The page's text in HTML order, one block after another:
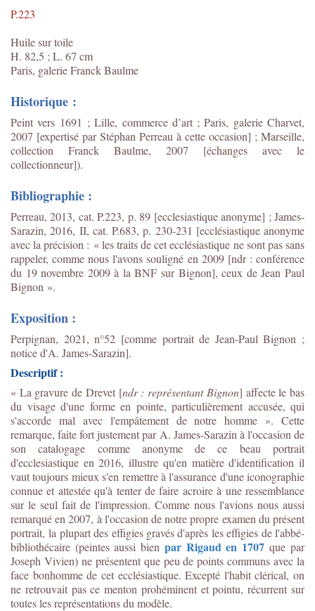
P.223
Huile sur toile
H. 82,5 ; L. 67 cm
Paris, galerie Franck Baulme
Historique :
Peint vers 1691 ; Lille, commerce d’art ; Paris, galerie Charvet,
2007 [expertisé par Stéphan Perreau à cette occasion] ; Marseille,
collection Franck Baulme, 2007 [échanges avec le
collectionneur]).
Bibliographie :
Perreau, 2013, cat. P.223, p. 89 [ecclesiastique anonyme] ; James-
Sarazin, 2016, II, cat. P.683, p. 230-231 [ecclésiastique anonyme
avec la précision : « les traits de cet ecclésiastique ne sont pas sans
rappeler, comme nous l'avons souligné en 2009 [ndr : conférence
du 19 novembre 2009 à la BNF sur Bignon], ceux de Jean Paul
Bignon ».
Exposition :
Perpignan, 2021, n°52 [comme portrait de Jean-Paul Bignon ;
notice d'A. James-Sarazin].
Descriptif :
« La gravure de Drevet [ndr : représentant Bignon] affecte le bas
du visage d'une forme en pointe, particulièrement accusée, qui
s'accorde mal avec l'empâtement de notre homme ». Cette
remarque, faite fort justement par A. James-Sarazin à l'occasion de
son catalogage comme anonyme de ce beau portrait
d'ecclesiastique en 2016, illustre qu'en matière d'identification il
vaut toujours mieux s'en remettre à l'assurance d'une iconographie
connue et attestée qu'à tenter de faire acroire à une ressemblance
sur le seul fait de l'impression. Comme nous l'avions nous aussi
remarqué en 2007, à l'occasion de notre propre examen du présent
portrait,la plupart des effigies gravés d'après les effigies de l'abbé-
bibliothécaire (peintes aussi bienpar Rigaud en 1707que par
Joseph Vivien) ne présentent que peu de points communs avec la
face bonhomme de cet ecclésiastique. Excepté l'habit clérical, on
ne retrouvait pas ce menton prohéminent et pointu, récurrent sur
toutes les représentations du modèle.